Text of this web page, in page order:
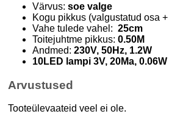
Värvus: soe valge
Kogu pikkus (valgustatud osa
Vahe tulede vahel: 25cm
Toitejuhtme pikkus: 0.50M
Andmed: 230V, 50Hz, 1.2W
10LED lampi 3V, 20Ma, 0.06W
Arvustused
Tooteülevaateid veel ei ole.